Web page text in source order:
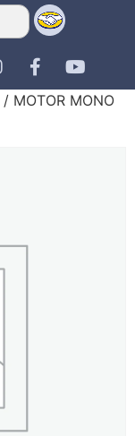
/ MOTOR MONO